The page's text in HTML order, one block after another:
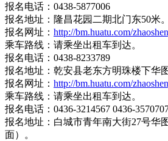
报名电话：0438-5877006
报名地址：隆昌花园二期北门东50米。
报名网址： http://bm.huatu.com/
乘车路线：请乘坐出租车到达。
报名电话：0438-8233789
报名地址：乾安县老东方明珠楼下华
报名网址： http://bm.huatu.com/
乘车路线：请乘坐出租车到达。
报名电话：0436-3214567 0436-
报名地址：白城市青年南大街27号华
面）。